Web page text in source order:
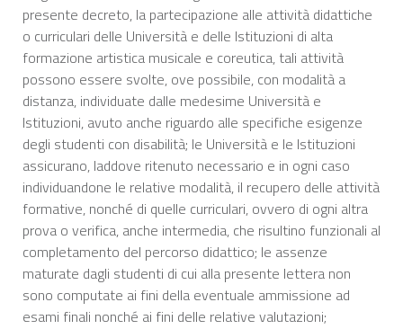
presente decreto, la partecipazione alle attività didattiche
o curriculari delle Università e delle Istituzioni di alta
formazione artistica musicale e coreutica, tali attività
possono essere svolte, ove possibile, con modalità a
distanza, individuate dalle medesime Università e
Istituzioni, avuto anche riguardo alle specifiche esigenze
degli studenti con disabilità; le Università e le Istituzioni
assicurano, laddove ritenuto necessario e in ogni caso
individuandone le relative modalità, il recupero delle attività
formative, nonché di quelle curriculari, ovvero di ogni altra
prova o verifica, anche intermedia, che risultino funzionali al
completamento del percorso didattico; le assenze
maturate dagli studenti di cui alla presente lettera non
sono computate ai fini della eventuale ammissione ad
esami finali nonché ai fini delle relative valutazioni;